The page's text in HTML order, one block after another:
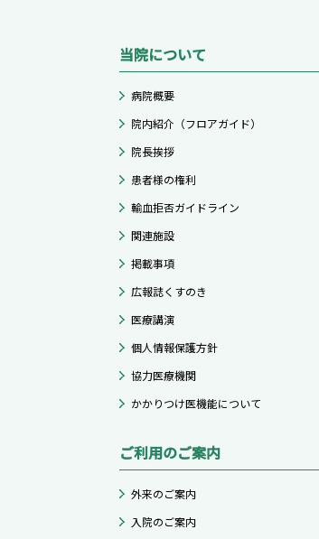
当院について
病院概要
院内紹介（フロアガイド）
院長挨拶
患者様の権利
輸血拒否ガイドライン
関連施設
掲載事項
広報誌くすのき
医療講演
個人情報保護方針
協力医療機関
かかりつけ医機能について
ご利用のご案内
外来のご案内
入院のご案内